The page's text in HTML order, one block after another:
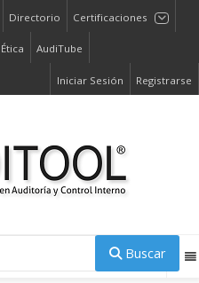
Directorio Certificaciones
AudiTube
Iniciar Sesión Registrarse
Buscar